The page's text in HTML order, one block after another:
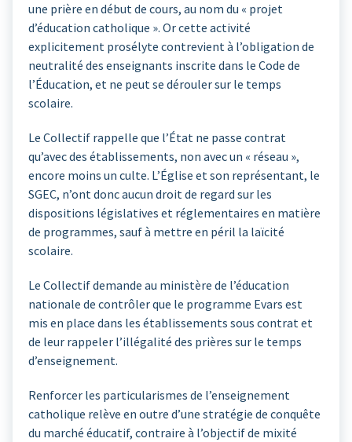
une prière en début de cours, au nom du « projet
d’éducation catholique ». Or cette activité
explicitement prosélyte contrevient à l’obligation de
neutralité des enseignants inscrite dans le Code de
l’Éducation, et ne peut se dérouler sur le temps
scolaire.
Le Collectif rappelle que l’État ne passe contrat
qu’avec des établissements, non avec un « réseau »,
encore moins un culte. L’Église et son représentant, le
SGEC, n’ont donc aucun droit de regard sur les
dispositions législatives et réglementaires en matière
de programmes, sauf à mettre en péril la laïcité
scolaire.
Le Collectif demande au ministère de l’éducation
nationale de contrôler que le programme Evars est
mis en place dans les établissements sous contrat et
de leur rappeler l’illégalité des prières sur le temps
d’enseignement.
Renforcer les particularismes de l’enseignement
catholique relève en outre d’une stratégie de conquête
du marché éducatif, contraire à l’objectif de mixité